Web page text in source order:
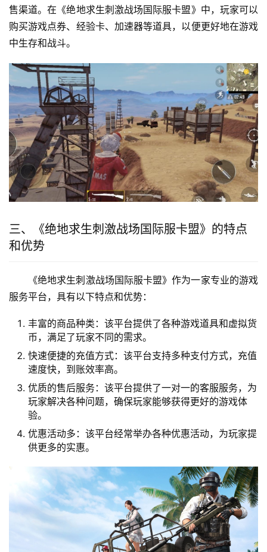
售渠道。在《绝地求生刺激战场国际服卡盟》中，玩家可以
购买游戏点券、经验卡、加速器等道具，以便更好地在游戏
中生存和战斗。
三、《绝地求生刺激战场国际服卡盟》的特点
和优势
《绝地求生刺激战场国际服卡盟》作为一家专业的游戏
服务平台，具有以下特点和优势：
丰富的商品种类：该平台提供了各种游戏道具和虚拟货
币，满足了玩家不同的需求。
快速便捷的充值方式：该平台支持多种支付方式，充值
速度快，到账效率高。
优质的售后服务：该平台提供了一对一的客服服务，为
玩家解决各种问题，确保玩家能够获得更好的游戏体
验。
优惠活动多：该平台经常举办各种优惠活动，为玩家提
供更多的实惠。